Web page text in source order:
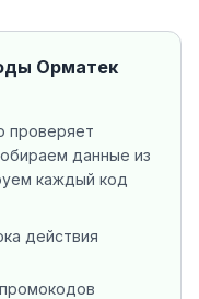
Орматек
проверяет
данные из
каждый код
действия